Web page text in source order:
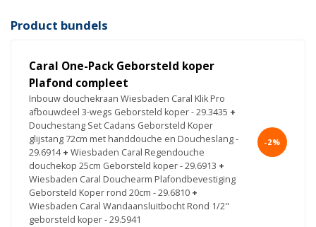
Product bundels
Caral One-Pack Geborsteld koper
Plafond compleet
Inbouw douchekraan Wiesbaden Caral Klik Pro
afbouwdeel 3-wegs Geborsteld koper - 29.3435 +
Douchestang Set Cadans Geborsteld Koper
glijstang 72cm met handdouche en Doucheslang -
29.6914 + Wiesbaden Caral Regendouche
douchekop 25cm Geborsteld koper - 29.6913 +
Wiesbaden Caral Douchearm Plafondbevestiging
Geborsteld Koper rond 20cm - 29.6810 +
Wiesbaden Caral Wandaansluitbocht Rond 1/2"
geborsteld koper - 29.5941
-2%